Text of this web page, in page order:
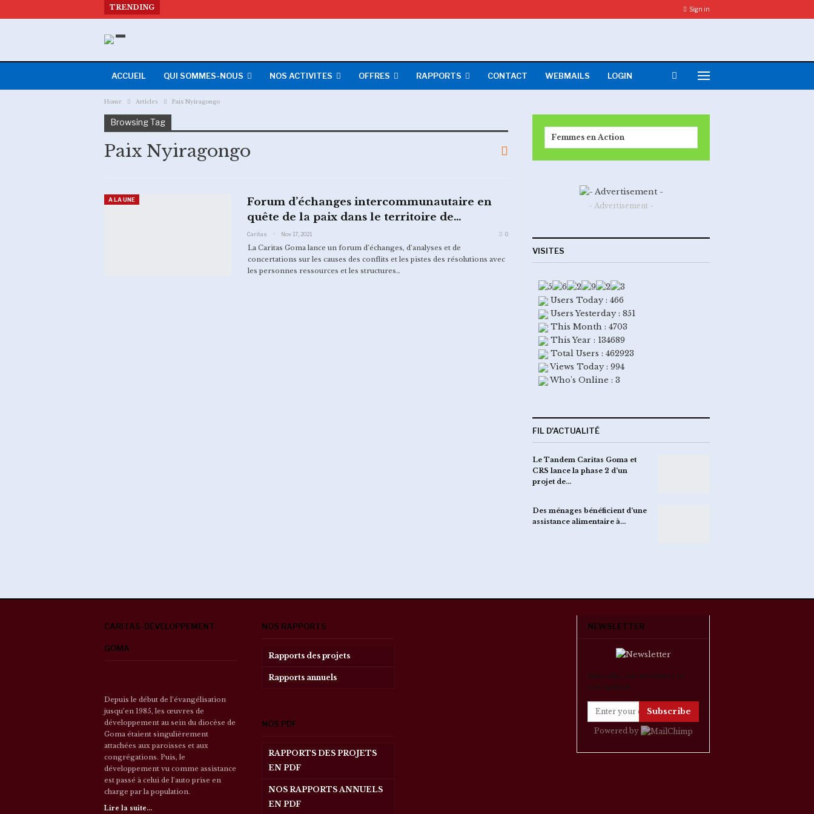
Sign in
TRENDING
ACCUEIL QUI SOMMES-NOUS NOS ACTIVITES OFFRES RAPPORTS CONTACT WEBMAILS LOGIN
Home Articles Paix Nyiragongo
Browsing Tag
Paix Nyiragongo
A LA UNE
Forum d’échanges intercommunautaire en
quête de la paix dans le territoire de…
Caritas Nov 17, 2021 0
La Caritas Goma lance un forum d’échanges, d’analyses et de
concertations sur les causes des conflits et les pistes des résolutions avec
les personnes ressources et les structures…
Femmes en Action
- Advertisement -
VISITES
Users Today : 466
Users Yesterday : 851
This Month : 4703
This Year : 134689
Total Users : 462923
Views Today : 994
Who's Online : 3
FIL D'ACTUALITÉ
Le Tandem Caritas Goma et
CRS lance la phase 2 d’un
projet de…
Des ménages bénéficient d’une
assistance alimentaire à…
CARITAS-DÉVELOPPEMENT
GOMA
Depuis le début de l’évangélisation
jusqu’en 1985, les œuvres de
développement au sein du diocèse de
Goma étaient singulièrement
attachées aux paroisses et aux
congrégations. Puis, le
développement vu comme assistance
est passé à celui de l’auto prise en
charge par la population.
Lire la suite...
NOS RAPPORTS
Rapports des projets
Rapports annuels
NOS PDF
RAPPORTS DES PROJETS
EN PDF
NOS RAPPORTS ANNUELS
EN PDF
NEWSLETTER
Subscribe our newsletter to
stay updated.
Subscribe
Powered by